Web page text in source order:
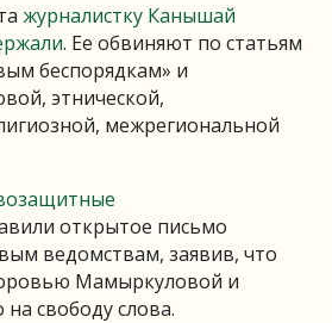
журналистку Канышай
. Ее обвиняют по статьям
беспорядкам» и
этнической,
межрегиональной
открытое письмо
ведомствам, заявив, что
Мамыркуловой и
свободу слова.